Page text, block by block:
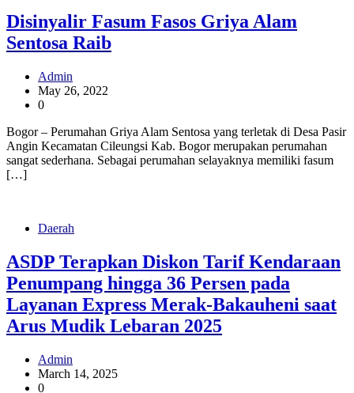
Disinyalir Fasum Fasos Griya Alam
Sentosa Raib
Admin
May 26, 2022
0
Bogor – Perumahan Griya Alam Sentosa yang terletak di Desa Pasir
Angin Kecamatan Cileungsi Kab. Bogor merupakan perumahan
sangat sederhana. Sebagai perumahan selayaknya memiliki fasum
[…]
Daerah
ASDP Terapkan Diskon Tarif Kendaraan
Penumpang hingga 36 Persen pada
Layanan Express Merak-Bakauheni saat
Arus Mudik Lebaran 2025
Admin
March 14, 2025
0